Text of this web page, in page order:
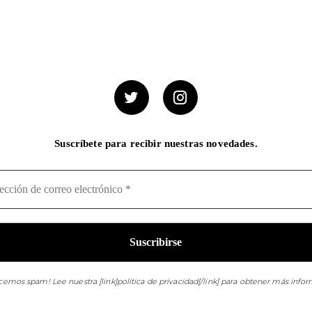
Suscríbete para recibir nuestras novedades.
spam! Lee nuestra [link]política de privacidad[/link] para obtener más